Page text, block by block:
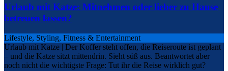
Urlaub mit Katze: Mitnehmen oder lieber zu Hause
betreuen lassen?
Lifestyle, Styling, Fitness & Entertainment
Urlaub mit Katze | Der Koffer steht offen, die Reiseroute ist geplant
– und die Katze sitzt mittendrin. Sieht süß aus. Beantwortet aber
noch nicht die wichtigste Frage: Tut ihr die Reise wirklich gut?